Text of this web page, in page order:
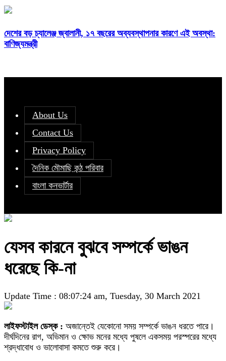
দেশের বড় চ্যালেঞ্জ জ্বালানী, ১৭ বছরের অব্যবস্থাপনার কারণে এই অবস্থা:
বাণিজ্যমন্ত্রী
About Us
Contact Us
Privacy Policy
দৈনিক মৌমাছি কন্ঠ পরিবার
বাংলা কনভার্টার
যেসব কারনে বুঝবে সম্পর্কে ভাঙন
ধরেছে কি-না
Update Time : 08:07:24 am, Tuesday, 30 March 2021
লাইফস্টাইল ডেস্ক : অজান্তেই যেকোনো সময় সম্পর্কে ভাঙন ধরতে পারে।
দীর্ঘদিনের রাগ, অভিমান ও ক্ষোভ মনের মধ্যে পুষলে একসময় পরস্পরের মধ্যে
শ্রদ্ধাবোধ ও ভালোবাসা কমতে শুরু করে।